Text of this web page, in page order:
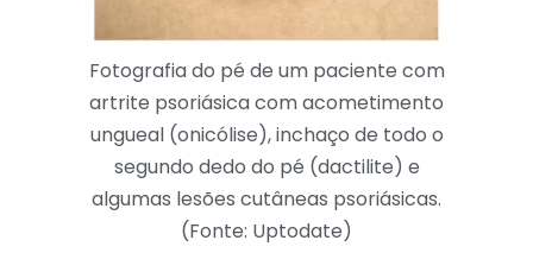
Fotografia do pé de um paciente com
artrite psoriásica com acometimento
ungueal (onicólise), inchaço de todo o
segundo dedo do pé (dactilite) e
algumas lesões cutâneas psoriásicas.
(Fonte: Uptodate)